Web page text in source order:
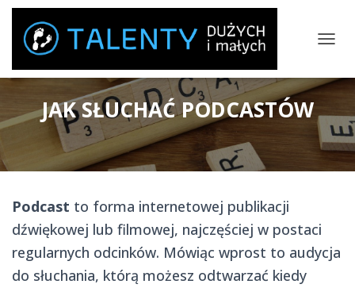
Z
Ą
C
N
A
C
JAK SŁUCHAĆ PODCASTÓW
Podcast to forma internetowej publikacji
dźwiękowej lub filmowej, najczęściej w postaci
regularnych odcinków. Mówiąc wprost to audycja
do słuchania, którą możesz odtwarzać kiedy